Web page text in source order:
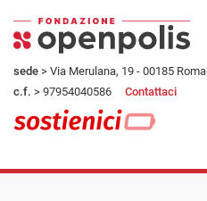
sede > Via Merulana, 19 - 00185 Roma
c.f. > 97954040586 Contattaci